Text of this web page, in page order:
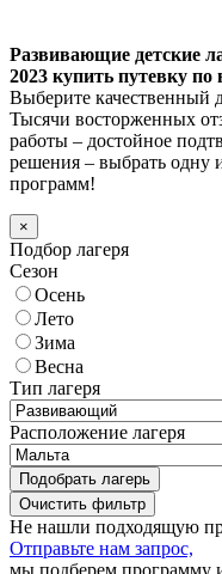
Развивающие детские
2023 купить путевку
Выберите качественный
Тысячи восторженных
работы – достойное
решения – выбрать одну
программ!
×
Подбор лагеря
Сезон
Осень
Лето
Зима
Весна
Тип лагеря
Расположение лагеря
Подобрать лагерь
Не нашли подходящую
Отправьте нам запрос,
мы подберем программу